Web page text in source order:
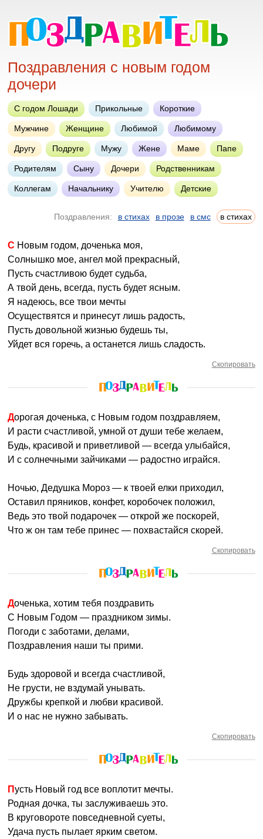
Поздравления с новым годом
дочери
С годом Лошади Прикольные Короткие
Мужчине Женщине Любимой Любимому
Другу Подруге Мужу Жене Маме Папе
Родителям Сыну Дочери Родственникам
Коллегам Начальнику Учителю Детские
Поздравления: в стихах в прозе в смс в стихах
С Новым годом, доченька моя,
Солнышко мое, ангел мой прекрасный,
Пусть счастливою будет судьба,
А твой день, всегда, пусть будет ясным.
Я надеюсь, все твои мечты
Осуществятся и принесут лишь радость,
Пусть довольной жизнью будешь ты,
Уйдет вся горечь, а останется лишь сладость.
Скопировать
Дорогая доченька, с Новым годом поздравляем,
И расти счастливой, умной от души тебе желаем,
Будь, красивой и приветливой — всегда улыбайся,
И с солнечными зайчиками — радостно играйся.
Ночью, Дедушка Мороз — к твоей елки приходил,
Оставил пряников, конфет, коробочек положил,
Ведь это твой подарочек — открой же поскорей,
Что ж он там тебе принес — похвастайся скорей.
Скопировать
Доченька, хотим тебя поздравить
С Новым Годом — праздником зимы.
Погоди с заботами, делами,
Поздравления наши ты прими.
Будь здоровой и всегда счастливой,
Не грусти, не вздумай унывать.
Дружбы крепкой и любви красивой.
И о нас не нужно забывать.
Скопировать
Пусть Новый год все воплотит мечты.
Родная дочка, ты заслуживаешь это.
В круговороте повседневной суеты,
Удача пусть пылает ярким светом.